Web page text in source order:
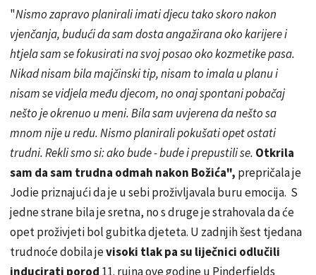
"Nismo zapravo planirali imati djecu tako skoro nakon
vjenčanja, budući da sam dosta angažirana oko karijere i
htjela sam se fokusirati na svoj posao oko kozmetike pasa.
Nikad nisam bila majčinski tip, nisam to imala u planu i
nisam se vidjela među djecom, no onaj spontani pobačaj
nešto je okrenuo u meni. Bila sam uvjerena da nešto sa
mnom nije u redu. Nismo planirali pokušati opet ostati
trudni. Rekli smo si: ako bude - bude i prepustili se. Otkrila
sam da sam trudna odmah nakon Božića", prepričala je
Jodie priznajući da je u sebi proživljavala buru emocija. S
jedne strane bila je sretna, no s druge je strahovala da će
opet proživjeti bol gubitka djeteta. U zadnjih šest tjedana
trudnoće dobila jevisoki tlak pa su liječnici odlučili
inducirati porod 11. rujnaove godine u Pinderfields